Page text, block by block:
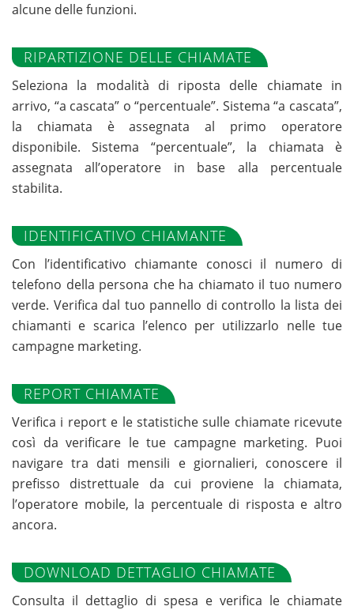
alcune delle funzioni.
RIPARTIZIONE DELLE CHIAMATE
Seleziona la modalità di riposta delle chiamate in
arrivo, “a cascata” o “percentuale”. Sistema “a cascata”,
la chiamata è assegnata al primo operatore
disponibile. Sistema “percentuale”, la chiamata è
assegnata all’operatore in base alla percentuale
stabilita.
IDENTIFICATIVO CHIAMANTE
Con l’identificativo chiamante conosci il numero di
telefono della persona che ha chiamato il tuo numero
verde. Verifica dal tuo pannello di controllo la lista dei
chiamanti e scarica l’elenco per utilizzarlo nelle tue
campagne marketing.
REPORT CHIAMATE
Verifica i report e le statistiche sulle chiamate ricevute
così da verificare le tue campagne marketing. Puoi
navigare tra dati mensili e giornalieri, conoscere il
prefisso distrettuale da cui proviene la chiamata,
l’operatore mobile, la percentuale di risposta e altro
ancora.
DOWNLOAD DETTAGLIO CHIAMATE
Consulta il dettaglio di spesa e verifica le chiamate